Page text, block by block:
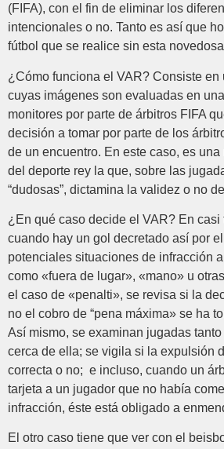
(FIFA), con el fin de eliminar los
intencionales o no. Tanto es así que
fútbol que se realice sin esta
¿Cómo funciona el VAR? Consiste en
cuyas imágenes son evaluadas en
monitores por parte de árbitros FIFA
decisión a tomar por parte de los
de un encuentro. En este caso, es
del deporte rey la que, sobre las
“dudosas”, dictamina la validez o no
¿En qué caso decide el VAR? En casi
cuando hay un gol decretado así por
potenciales situaciones de infracción
como «fuera de lugar», «mano» u
el caso de «penalti», se revisa si la
no el cobro de “pena máxima» se ha
Así mismo, se examinan jugadas
cerca de ella; se vigila si la expulsión
correcta o no; e incluso, cuando un
tarjeta a un jugador que no había
infracción, éste está obligado a
El otro caso tiene que ver con el